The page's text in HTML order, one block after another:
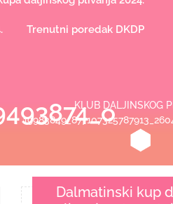
Trenutni poredak DKDP
KLUB DALJINSKOG
Dalmatinski kup